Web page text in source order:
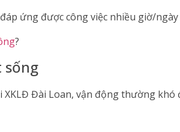
ứng được công việc nhiều giờ/ngày
?
sống
Đài Loan, vận động thường khó